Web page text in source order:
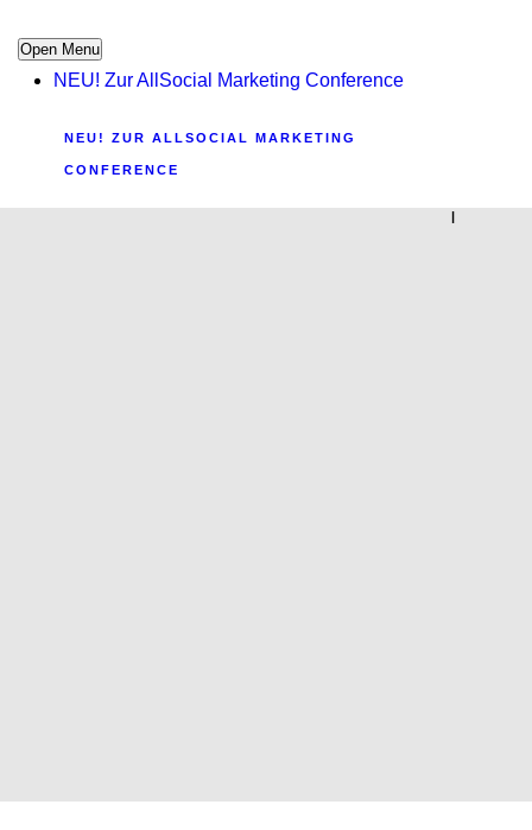
Open Menu
NEU! Zur AllSocial Marketing Conference
NEU! ZUR ALLSOCIAL MARKETING
CONFERENCE
|